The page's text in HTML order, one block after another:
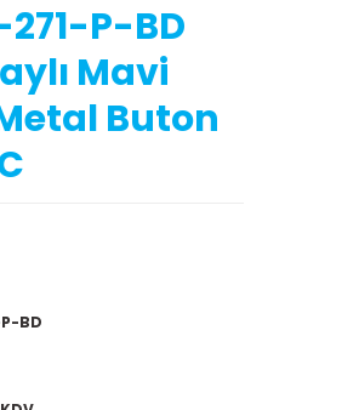
271-P-BD
Mavi
Buton
BD